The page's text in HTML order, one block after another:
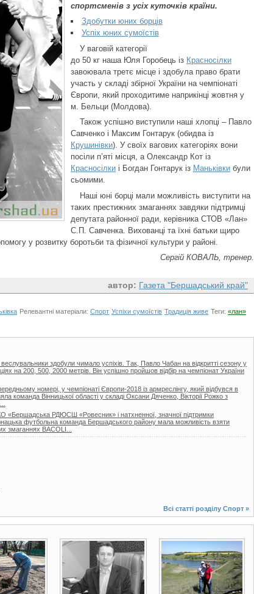
спортсменів з усіх куточків країни.
Здобутки юних борців
Успіх юних сумоїстів
У ваговій категорії
до 50 кг наша Юля Горобець із Красносілки
завоювала третє місце і здобула право брати
участь у складі збірної України на чемпіонаті
Європи, який проходитиме наприкінці жовтня у
м. Бельци (Молдова).
Також успішно виступили наші хлопці – Павло
Савченко і Максим Гонтарук (обидва із
Крушинівки). У своїх вагових категоріях вони
посіли п’яті місця, а Олександр Кот із
Красносілки і Богдан Гонтарук із Маньківки були
сьомими.
Наші юні борці мали можливість виступити на
таких престижних змаганнях завдяки підтримці
депутата районної ради, керівника СТОВ «Лан»
С.П. Савченка. Вихованці та їхні батьки щиро
у розвитку боротьби та фізичної культури у районі.
Сергій КОВАЛЬ, тренер.
автор: Газета "Бершадський край"
Релевантні матеріали: Спорт Успіхи сумоїстів Традиція живе Теги: «лан»
веслувальники здобули чимало успіхів. Так, Павло Чабан на відкритті сезону у
на 200, 500, 2000 метрів. Він успішно пройшов відбір на чемпіонат України
номері, у чемпіонаті Європи-2018 із армреслінгу, який відбувся в
команда Вінницької області у складі Оксани Дяченко, Вікторії Рожко з
«Бершадська РДЮСШ «Ровесник» і натхненної, значної підтримки
футбольна команда Бершадського району мала можливість взяти
змаганнях BACOLI...
Всі статті розділу Спорт »
5 фото 4 фото